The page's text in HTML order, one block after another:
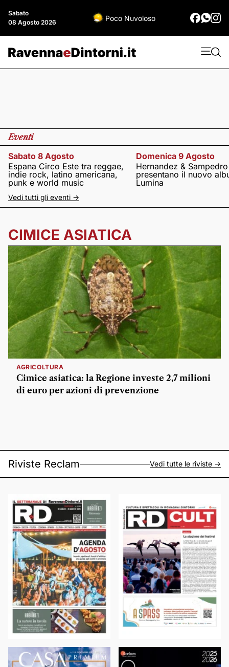
Sabato
08 Agosto 2026
Poco Nuvoloso
Eventi
Sabato 8 Agosto
Espana Circo Este tra reggae,
indie rock, latino americana,
punk e world music
Domenica 9 Agosto
Hernandez & Sampedro
presentano il nuovo
Lumina
Vedi tutti gli eventi ->
CIMICE ASIATICA
AGRICOLTURA
Cimice asiatica: la Regione investe 2,7 milioni
di euro per azioni di prevenzione
Riviste Reclam Vedi tutte le riviste ->